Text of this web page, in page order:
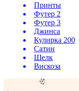
Принты
Футер 2
Футер 3
Джинса
Кулирка 200
Сатин
Шелк
Вискоза